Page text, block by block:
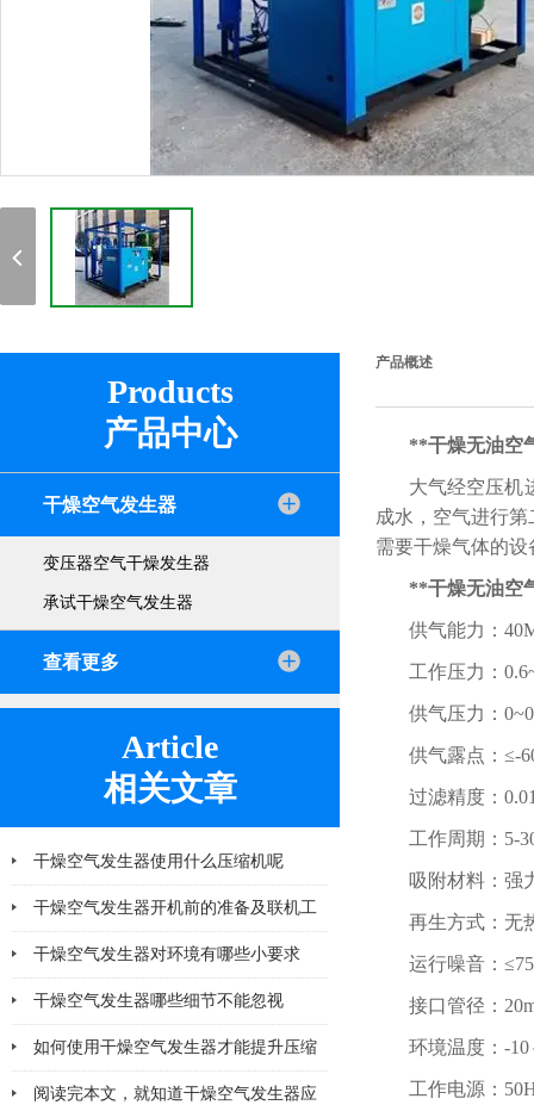
Products
产品中心
干燥空气发生器
变压器空气干燥发生器
承试干燥空气发生器
查看更多
Article
相关文章
干燥空气发生器使用什么压缩机呢
干燥空气发生器开机前的准备及联机工
作有哪些
干燥空气发生器对环境有哪些小要求
干燥空气发生器哪些细节不能忽视
如何使用干燥空气发生器才能提升压缩
空气的纯净度？
阅读完本文，就知道干燥空气发生器应
产品概述
**干燥无油空
大气经空压机
成水，空气进行
需要干燥气体的设
**干燥无油空
供气能力：
工作压力：
供气压力：
供气露点：≤-
过滤精度：
工作周期：5-
吸附材料：强
再生方式：无
运行噪音：
接口管径：
环境温度：-
工作电源：